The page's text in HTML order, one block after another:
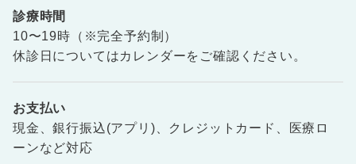
診療時間
10〜19時（※完全予約制）
休診日についてはカレンダーをご確認ください。
お支払い
現金、銀行振込(アプリ)、クレジットカード、医療ロ
ーンなど対応